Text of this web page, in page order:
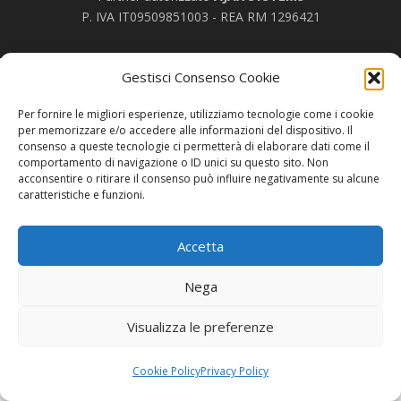
Gestisci Consenso Cookie
Per fornire le migliori esperienze, utilizziamo tecnologie come i cookie
per memorizzare e/o accedere alle informazioni del dispositivo. Il
consenso a queste tecnologie ci permetterà di elaborare dati come il
comportamento di navigazione o ID unici su questo sito. Non
acconsentire o ritirare il consenso può influire negativamente su alcune
caratteristiche e funzioni.
Accetta
Nega
Visualizza le preferenze
Cookie PolicyPrivacy Policy
P. IVA IT09509851003 - REA RM 1296421